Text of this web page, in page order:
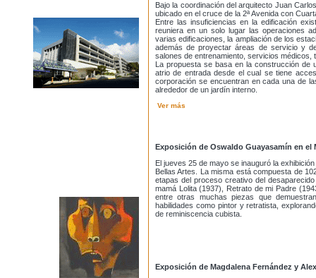
Bajo la coordinación del arquitecto Juan
ubicado en el cruce de la 2ª Avenida con
Entre las insuficiencias en la edificación
reuniera en un solo lugar las operaciones
varias edificaciones, la ampliación de los
además de proyectar áreas de servicio y
salones de entrenamiento, servicios médicos,
La propuesta se basa en la construcción de
atrio de entrada desde el cual se tiene
corporación se encuentran en cada una de
alrededor de un jardín interno.
Ver más
Exposición de Oswaldo Guayasamín en el
El jueves 25 de mayo se inauguró la
Bellas Artes. La misma está compuesta de
etapas del proceso creativo del
mamá Lolita (1937), Retrato de mi Padre
entre otras muchas piezas que
habilidades como pintor y retratista,
de reminiscencia cubista.
Exposición de Magdalena Fernández y